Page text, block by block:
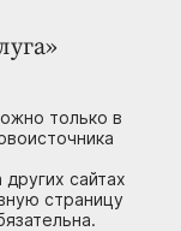
только в
сайтах
страницу